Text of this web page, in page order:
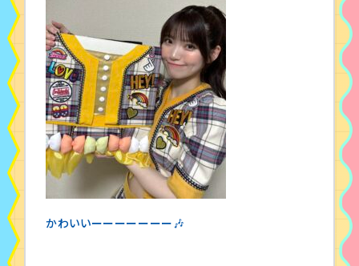
かわいいーーーーーーー🎶